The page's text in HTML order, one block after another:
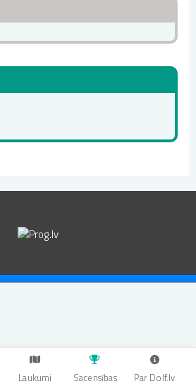
Laukumi Sacensības Par Dolf.lv